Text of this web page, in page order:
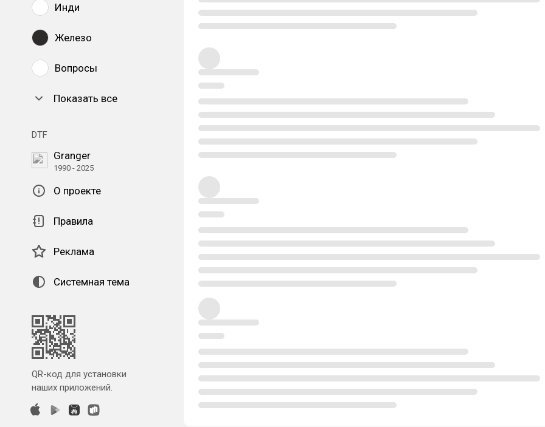
Инди
Железо
Вопросы
Показать все
DTF
Granger
1990 - 2025
О проекте
Правила
Реклама
Системная тема
QR-код для установки
наших приложений.